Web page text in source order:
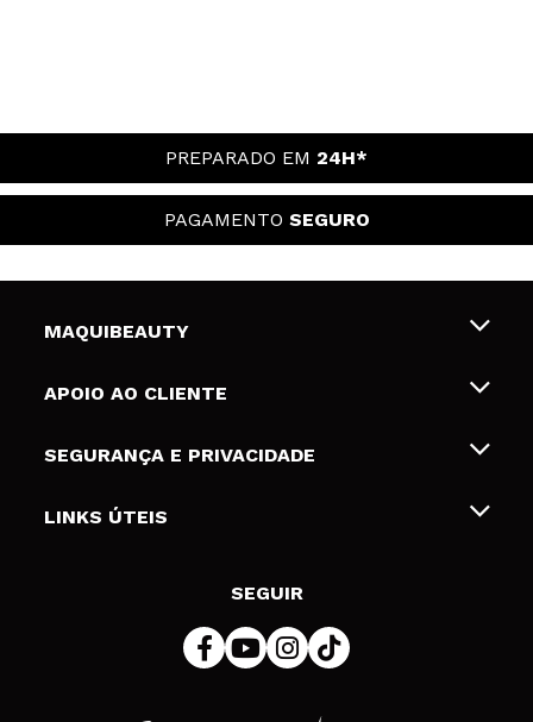
PREPARADO EM 24H*
PAGAMENTO SEGURO
MAQUIBEAUTY
Sobre nós
Gift Cards
APOIO AO CLIENTE
Envios e Devoluções
Formas de pagamento
SEGURANÇA E PRIVACIDADE
Termos e Privacidade
LINKS ÚTEIS
SEGUIR